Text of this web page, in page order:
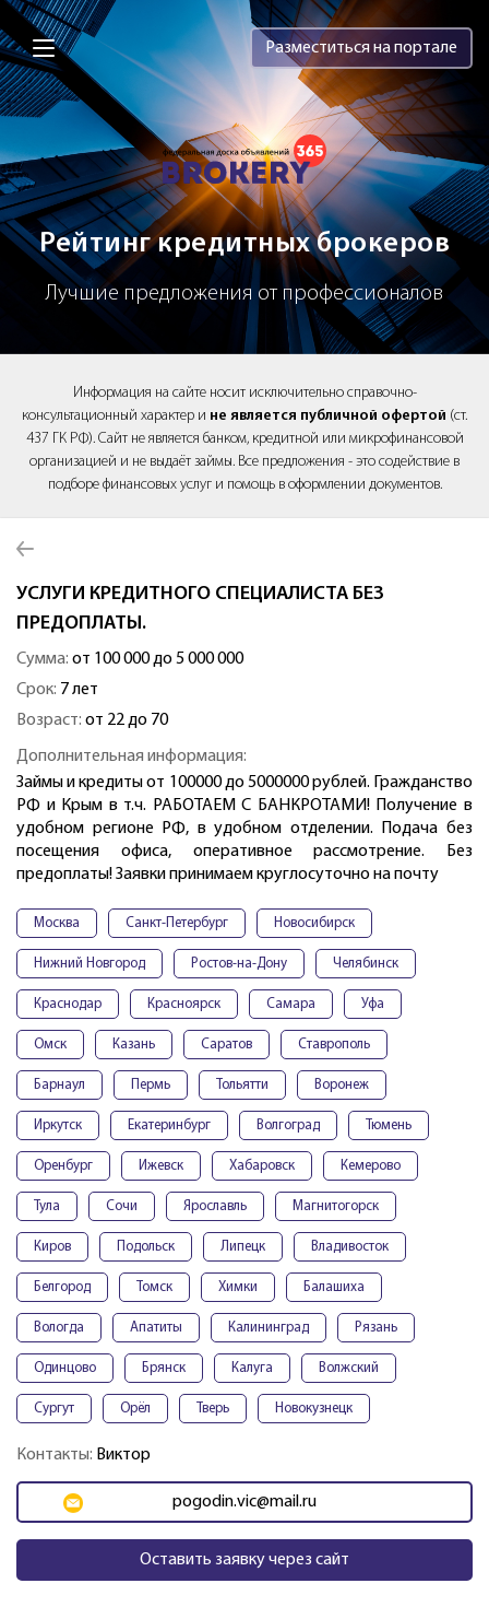
Brokery365 - Рейтинг кредитных
Разместиться на портале
Рейтинг кредитных брокеров
Лучшие предложения от профессионалов
Информация на сайте носит исключительно справочно-
консультационный характер и не является публичной офертой (ст.
437 ГК РФ). Сайт не является банком, кредитной или микрофинансовой
организацией и не выдаёт займы. Все предложения - это содействие в
подборе финансовых услуг и помощь в оформлении документов.
УСЛУГИ КРЕДИТНОГО СПЕЦИАЛИСТА БЕЗ
ПРЕДОПЛАТЫ.
Сумма: от 100 000 до 5 000 000
Срок: 7 лет
Возраст: от 22 до 70
Дополнительная информация:
Займы и кредиты от 100000 до 5000000 рублей. Гражданство
РФ и Крым в т.ч. РАБОТАЕМ С БАНКРОТАМИ! Получение в
удобном регионе РФ, в удобном отделении. Подача без
посещения офиса, оперативное рассмотрение. Без
предоплаты! Заявки принимаем круглосуточно на почту
Москва Санкт-Петербург Новосибирск
Нижний Новгород Ростов-на-Дону Челябинск
Краснодар Красноярск Самара Уфа
Омск Казань Саратов Ставрополь
Барнаул Пермь Тольятти Воронеж
Иркутск Екатеринбург Волгоград Тюмень
Оренбург Ижевск Хабаровск Кемерово
Тула Сочи Ярославль Магнитогорск
Киров Подольск Липецк Владивосток
Белгород Томск Химки Балашиха
Вологда Апатиты Калининград Рязань
Одинцово Брянск Калуга Волжский
Сургут Орёл Тверь Новокузнецк
Контакты: Виктор
pogodin.vic@mail.ru
Оставить заявку через сайт